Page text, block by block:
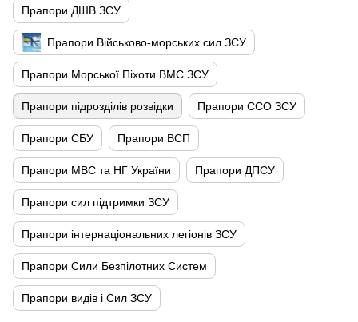
Прапори ДШВ ЗСУ
Прапори Військово-морських сил ЗСУ
Прапори Морської Піхоти ВМС ЗСУ
Прапори підрозділів розвідки Прапори ССО ЗСУ
Прапори СБУ Прапори ВСП
Прапори МВС та НГ України Прапори ДПСУ
Прапори сил підтримки ЗСУ
Прапори інтернаціональних легіонів ЗСУ
Прапори Сили Безпілотних Систем
Прапори видів і Сил ЗСУ